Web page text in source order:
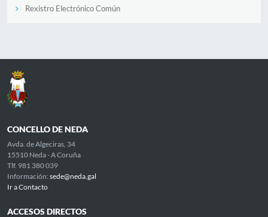
Rexistro Electrónico Común
CONCELLO DE NEDA
Avda. de Algeciras, 34
15510 Neda - A Coruña
Tlf. 981 380 039
Información: sede@neda.gal
Ir a Contacto
ACCESOS DIRECTOS